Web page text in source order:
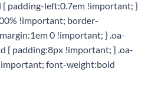
padding-left:0.7em !important; }
!important; border-
0 !important; } .oa-
{ padding:8px !important; } .oa-
font-weight:bold